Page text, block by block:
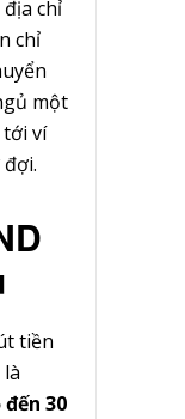
chỉ
chỉ
một
tới ví
tiền
30